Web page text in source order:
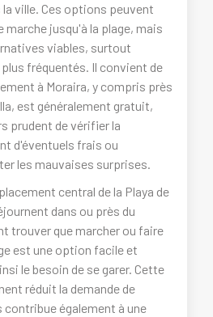
ville. Ces options peuvent
jusqu'à la plage, mais
viables, surtout
fréquentés. Il convient de
à Moraira, y compris près
est généralement gratuit,
prudent de vérifier la
d'éventuels frais ou
les mauvaises surprises.
central de la Playa de
dans ou près du
trouver que marcher ou faire
est une option facile et
le besoin de se garer. Cette
réduit la demande de
également à une